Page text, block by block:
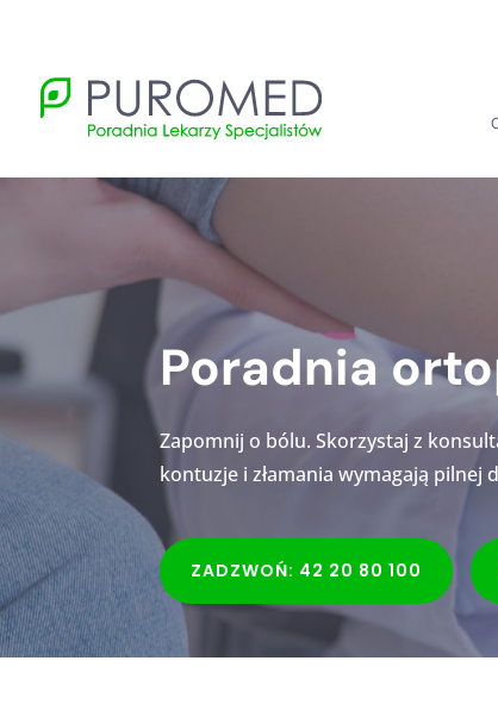
Poradnia
Zapomnij o bólu. Skorzystaj z
kontuzje i złamania wymagają pilnej
ZADZWOŃ: 42 20 80 100